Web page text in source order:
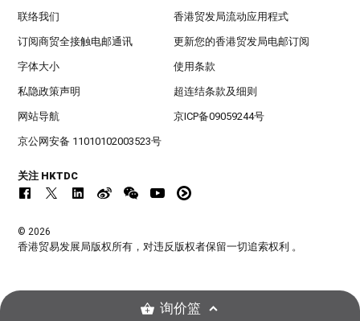
联络我们 香港贸发局流动应用程式
订阅商贸全接触电邮通讯 更新您的香港贸发局电邮订阅
字体大小 使用条款
私隐政策声明 超连结条款及细则
网站导航 京ICP备09059244号
京公网安备 11010102003523号
关注 HKTDC
© 2026
香港贸易发展局版权所有，对违反版权者保留一切追索权利 。
询价篮